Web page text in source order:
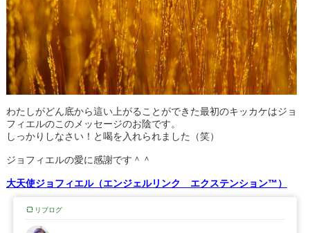
わたしがどん底から這い上がることができた最初のキッカケはジョ
フィエルのこのメッセージのお陰です。
しっかりしなさい！と喝を入れられました（笑）
ジョフィエルの愛に感謝です＾＾
大天使ジョフィエル（エンジェルリンク エクステンション™）